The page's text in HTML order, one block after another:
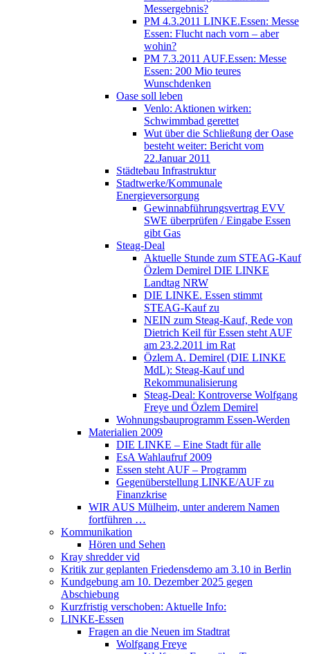
Messergebnis?
PM 4.3.2011 LINKE.Essen: Messe
Essen: Flucht nach vorn – aber
wohin?
PM 7.3.2011 AUF.Essen: Messe
Essen: 200 Mio teures
Wunschdenken
Oase soll leben
Venlo: Aktionen wirken:
Schwimmbad gerettet
Wut über die Schließung der Oase
besteht weiter: Bericht vom
22.Januar 2011
Städtebau Infrastruktur
Stadtwerke/Kommunale
Energieversorgung
Gewinnabführungsvertrag EVV
SWE überprüfen / Eingabe Essen
gibt Gas
Steag-Deal
Aktuelle Stunde zum STEAG-Kauf
Özlem Demirel DIE LINKE
Landtag NRW
DIE LINKE. Essen stimmt
STEAG-Kauf zu
NEIN zum Steag-Kauf, Rede von
Dietrich Keil für Essen steht AUF
am 23.2.2011 im Rat
Özlem A. Demirel (DIE LINKE
MdL): Steag-Kauf und
Rekommunalisierung
Steag-Deal: Kontroverse Wolfgang
Freye und Özlem Demirel
Wohnungsbauprogramm Essen-Werden
Materialien 2009
DIE LINKE – Eine Stadt für alle
EsA Wahlaufruf 2009
Essen steht AUF – Programm
Gegenüberstellung LINKE/AUF zu
Finanzkrise
WIR AUS Mülheim, unter anderem Namen
fortführen …
Kommunikation
Hören und Sehen
Kray shredder vid
Kritik zur geplanten Friedensdemo am 3.10 in Berlin
Kundgebung am 10. Dezember 2025 gegen
Abschiebung
Kurzfristig verschoben: Aktuelle Info:
LINKE-Essen
Fragen an die Neuen im Stadtrat
Wolfgang Freye